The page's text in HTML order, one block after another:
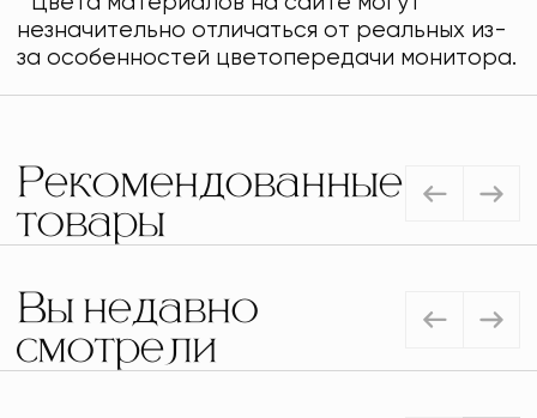
незначительно отличаться от реальных из-
за особенностей цветопередачи монитора.
Рекомендованные
товары
Вы недавно
смотрели